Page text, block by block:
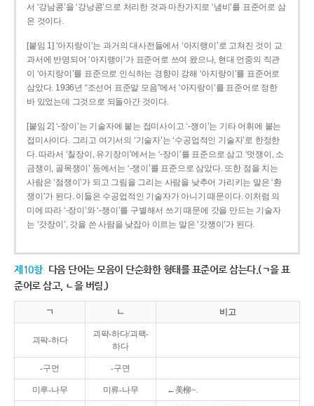
서 ‘강남콩’을 ‘강낭콩’으로 처리한 것과 마찬가지로 ‘냄비’를 표준어로 삼
은 것이다.
[붙임 1] ‘아지랑이’는 과거의 대사전들에서 ‘아지랭이’로 고쳐진 것이 교
과서에 반영되어 ‘아지랭이’가 표준어로 쓰여 왔으나, 현대 언중의 직관
이 ‘아지랑이’를 표준으로 인식하는 경향이 강해 ‘아지랑이’를 표준어로
삼았다. 1936년 “조선어 표준말 모음”에서 ‘아지랑이’를 표준어로 정한
바 있었는데 그것으로 되돌아간 것이다.
[붙임 2] ‘-장이’는 기술자에 붙는 접미사이고 ‘-쟁이’는 기타 어휘에 붙는
접미사이다. 그리고 여기서의 ‘기술자’는 ‘수공업적인 기술자’로 한정한
다. 따라서 ‘칠장이, 유기장이’에서는 ‘-장이’를 표준으로 삼고 ‘멋쟁이, 소
금쟁이, 골목쟁이’ 등에서는 ‘-쟁이’를 표준으로 삼았다. 또한 점을 치는
사람은 ‘점쟁이’가 되고 그림을 그리는 사람을 낮추어 가리키는 말은 ‘환
쟁이’가 된다. 이들은 수공업적인 기술자가 아니기 때문이다. 이처럼 의
미에 따라 ‘-장이’와 ‘-쟁이’를 구별해서 쓰기 때문에 갓을 만드는 기술자
는 ‘갓장이’, 갓을 쓴 사람을 낮잡아 이르는 말은 ‘갓쟁이’가 된다.
제10항 다음 단어는 모음이 단순화한 형태를 표준어로 삼는다.(ㄱ을 표
준어로 삼고, ㄴ을 버림.)
ㄱ ㄴ 비고
괴팍-하다
괴퍅-하다/괴팩-
하다
-구먼 -구면
미루-나무 미류-나무 ←美柳~.